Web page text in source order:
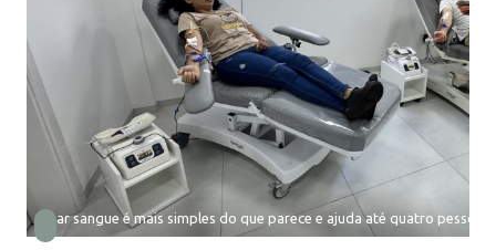
Doar sangue é mais simples do que parece e ajuda até quatro pessoas